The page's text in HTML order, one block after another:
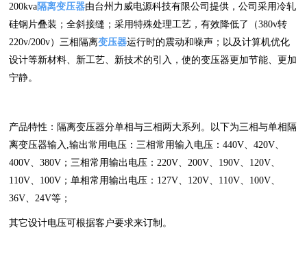
200kva隔离变压器由台州力威电源科技有限公司提供，公司采用冷轧
硅钢片叠装；全斜接缝；采用特殊处理工艺，有效降低了（380v转
220v/200v）三相隔离变压器运行时的震动和噪声；以及计算机优化
设计等新材料、新工艺、新技术的引入，使的变压器更加节能、更加
宁静。
产品特性：隔离变压器分单相与三相两大系列。以下为三相与单相隔
离变压器输入,输出常用电压：三相常用输入电压：440V、420V、
400V、380V；三相常用输出电压：220V、200V、190V、120V、
110V、100V；单相常用输出电压：127V、120V、110V、100V、
36V、24V等；
其它设计电压可根据客户要求来订制。